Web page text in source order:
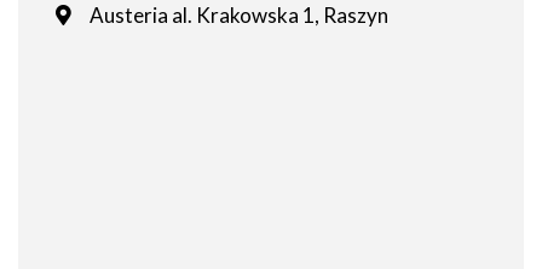
Austeria al. Krakowska 1, Raszyn